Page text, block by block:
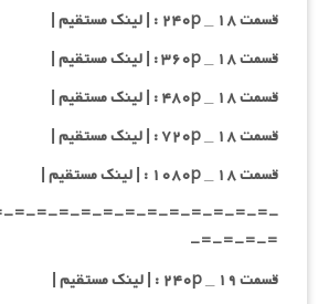
قسمت ۱۸ _ ۲۴۰p : | لینک مستقیم |
قسمت ۱۸ _ ۳۶۰p : | لینک مستقیم |
قسمت ۱۸ _ ۴۸۰p : | لینک مستقیم |
قسمت ۱۸ _ ۷۲۰p : | لینک مستقیم |
قسمت ۱۸ _ ۱۰۸۰p : | لینک مستقیم |
=-=-=-=-=-=-=-=-=-=-=-=-
=-=-=-=-
قسمت ۱۹ _ ۲۴۰p : | لینک مستقیم |